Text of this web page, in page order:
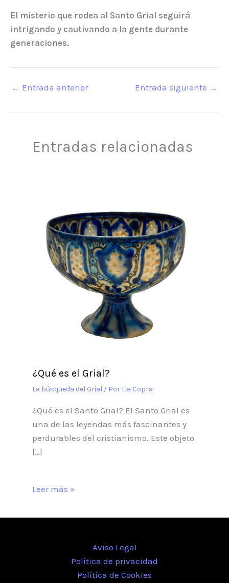
El misterio que rodea al Santo Grial seguirá
intrigando y cautivando a la gente durante
generaciones.
← Entrada anterior Entrada siguiente →
Entradas relacionadas
¿Qué es el Grial?
La búsqueda del Grial / Por Lia Copra
¿Qué es el Santo Grial? El Santo Grial es
una de las leyendas más fascinantes y
perdurables del cristianismo. Este objeto
[…]
Leer más »
Aviso Legal
Política de privacidad
Política de Cookies